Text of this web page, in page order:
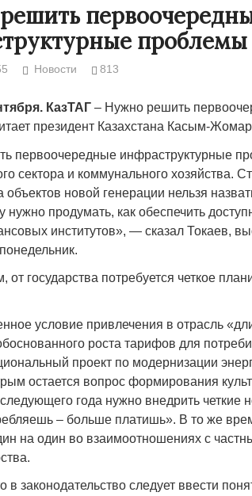
проблемы
Новости 813
КазТАГ– Нужно решить
президент Казахстана Касым-
первоочередные инфраструктурные
сектора и коммунального хозяйства.
объектов новой генерации нельзя
нужно продумать, как обеспечить
институтов», — сказал Токаев,
от государства потребуется четкое
условие привлечения в отрасль
роста тарифов для
проект по модернизации
остается вопрос формирования
года нужно внедрить четкие
– больше платишь». В то же
на один во взаимоотношениях с
в законодательство следует ввести
Народ выбрал свет
17.10.2024 17:00 29972